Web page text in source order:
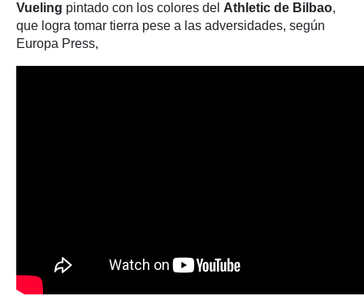
Vueling pintado con los colores del Athletic de Bilbao,
que logra tomar tierra pese a las adversidades, según
Europa Press,